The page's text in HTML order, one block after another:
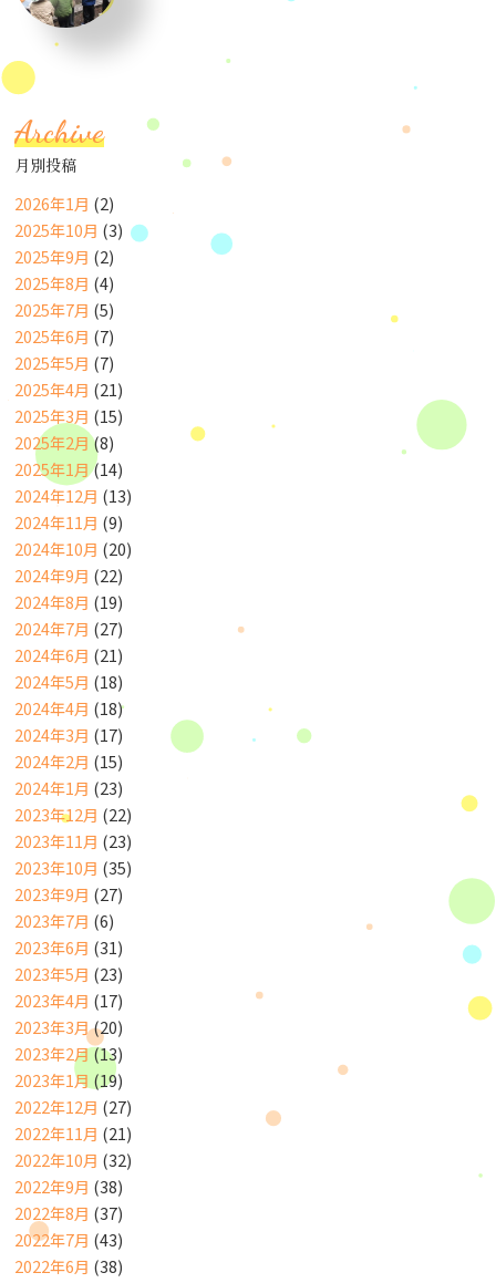
Archive
月別投稿
2026年1月 (2)
2025年10月 (3)
2025年9月 (2)
2025年8月 (4)
2025年7月 (5)
2025年6月 (7)
2025年5月 (7)
2025年4月 (21)
2025年3月 (15)
2025年2月(8)
2025年1月(14)
2024年12月 (13)
2024年11月 (9)
2024年10月 (20)
2024年9月 (22)
2024年8月 (19)
2024年7月 (27)
2024年6月 (21)
2024年5月 (18)
2024年4月 (18)
2024年3月 (17)
2024年2月 (15)
2024年1月 (23)
2023年12月 (22)
2023年11月 (23)
2023年10月 (35)
2023年9月 (27)
2023年7月 (6)
2023年6月 (31)
2023年5月 (23)
2023年4月 (17)
2023年3月(20)
2023年2月(13)
2023年1月 (19)
2022年12月 (27)
2022年11月 (21)
2022年10月 (32)
2022年9月 (38)
2022年8月 (37)
2022年7月 (43)
2022年6月 (38)